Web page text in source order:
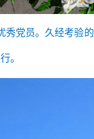
秀党员。久经考验
。